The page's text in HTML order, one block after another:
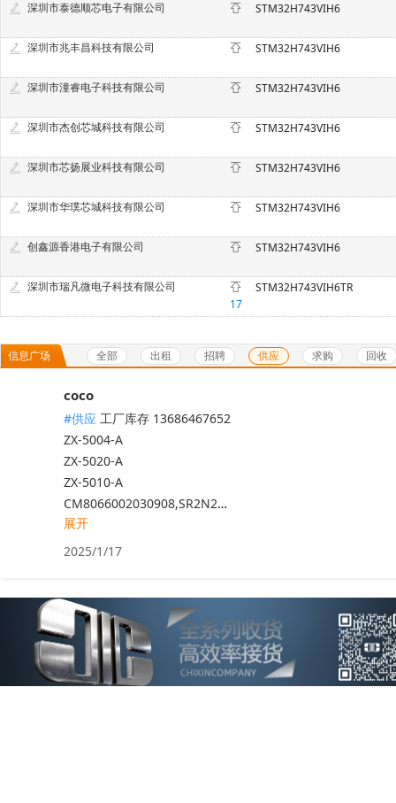
深圳市泰德顺芯电子有限公司 STM32H743VIH6
深圳市兆丰昌科技有限公司 STM32H743VIH6
深圳市潼睿电子科技有限公司 STM32H743VIH6
深圳市杰创芯城科技有限公司 STM32H743VIH6
深圳市芯扬展业科技有限公司 STM32H743VIH6
深圳市华璞芯城科技有限公司 STM32H743VIH6
创鑫源香港电子有限公司 STM32H743VIH6
深圳市瑞凡微电子科技有限公司
17
STM32H743VIH6TR
信息广场 全部 出租 招聘 供应 求购 回收
coco
#供应 工厂库存 13686467652
ZX-5004-A
ZX-5020-A
ZX-5010-A
CM8066002030908,SR2N2
EURESYS
PMK-1524
FH8068604676143 SRLCJ
FH8068604436405 SRLBV
NUC-1185G7E
NUC-1145G7E
展开
2025/1/17